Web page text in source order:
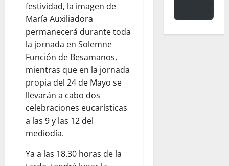
festividad, la imagen de
María Auxiliadora
permanecerá durante toda
la jornada en Solemne
Función de Besamanos,
mientras que en la jornada
propia del 24 de Mayo se
llevarán a cabo dos
celebraciones eucarísticas
a las 9 y las 12 del
mediodía.
Ya a las 18.30 horas de la